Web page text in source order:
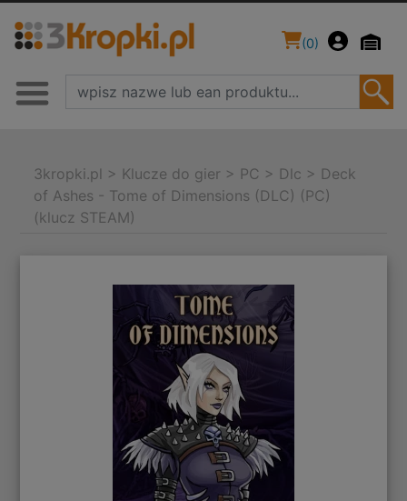
(0)
3kropki.pl > Klucze do gier > PC > Dlc > Deck
of Ashes - Tome of Dimensions (DLC) (PC)
(klucz STEAM)